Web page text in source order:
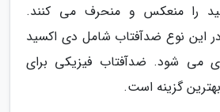
را منعکس و منحرف می کنند.
این نوع ضدآفتاب شامل دی اکسید
می شود. ضدآفتاب فیزیکی برای
گزینه است.